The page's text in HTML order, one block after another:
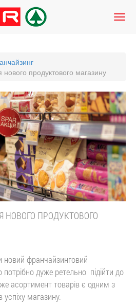
продуктового магазину
НОВОГО ПРОДУКТОВОГО
новий франчайзинговий
дуже ретельно підійти до
асортимент товарів є одним з
магазину.